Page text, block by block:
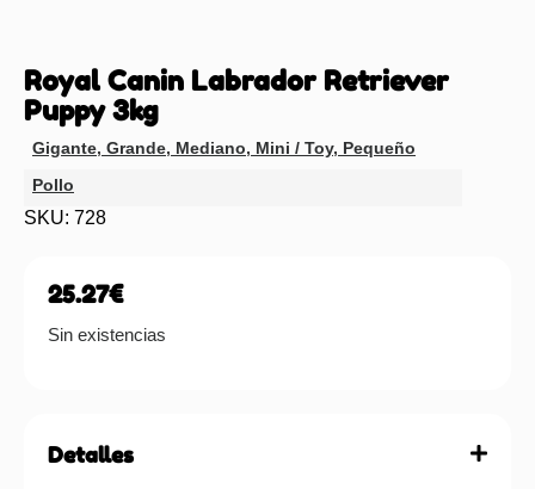
Royal Canin Labrador Retriever
Puppy 3kg
Gigante, Grande, Mediano, Mini / Toy, Pequeño
Pollo
SKU: 728
25.27€
Sin existencias
Detalles